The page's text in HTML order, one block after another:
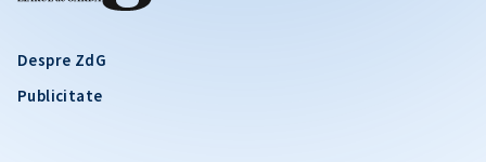
Despre ZdG
Publicitate